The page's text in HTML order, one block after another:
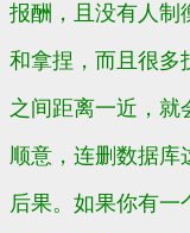
报酬，且没有人制
和拿捏，而且很多
之间距离一近，就
顺意，连删数据库
后果。如果你有一